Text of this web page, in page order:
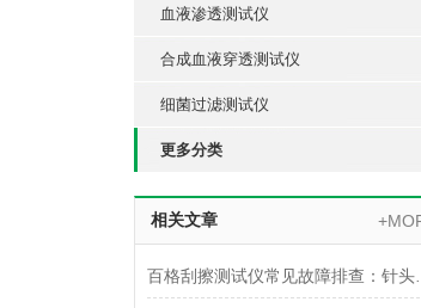
血液渗透测试仪
合成血液穿透测试仪
细菌过滤测试仪
更多分类
相关文章
百格刮擦测